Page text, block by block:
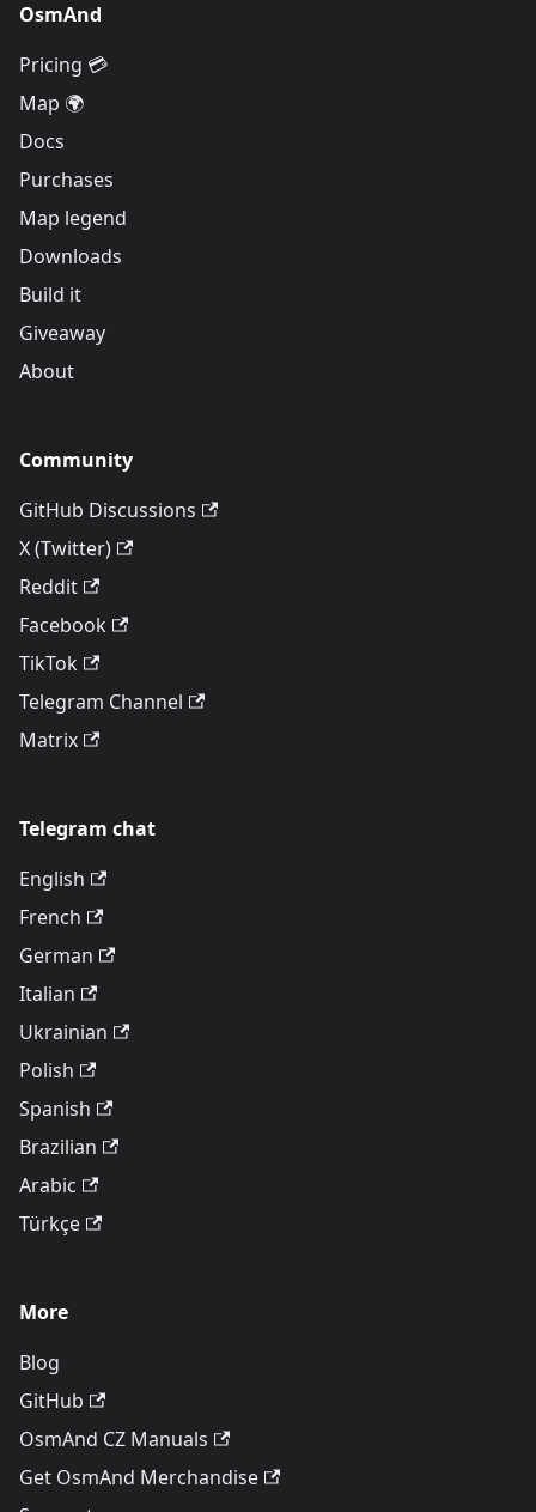
OsmAnd
Pricing 💳
Map 🌍
Docs
Purchases
Map legend
Downloads
Build it
Giveaway
About
Community
GitHub Discussions
X (Twitter)
Reddit
Facebook
TikTok
Telegram Channel
Matrix
Telegram chat
English
French
German
Italian
Ukrainian
Polish
Spanish
Brazilian
Arabic
Türkçe
More
Blog
GitHub
OsmAnd CZ Manuals
Get OsmAnd Merchandise